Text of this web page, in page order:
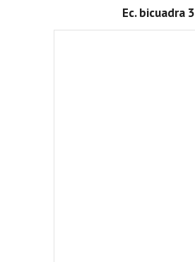
Ec. bicuadra 3